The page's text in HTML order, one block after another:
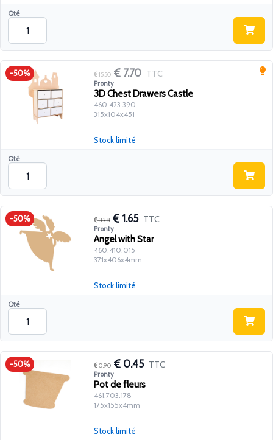
Qté
-50% 15.50 7.70 TTC
Pronty
3D Chest Drawers Castle
460.423.390
315x104x451
Qté
Stock limité
-50% 3.28 1.65 TTC
Pronty
Angel with Star
460.410.015
371x406x4mm
Qté
Stock limité
-50% 0.90 0.45 TTC
Pronty
Pot de fleurs
461.703.178
175x155x4mm
Stock limité